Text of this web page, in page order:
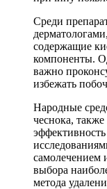
Среди
содержащие
компоненты.
важно
избежать
Народные
чеснока,
самолечением
выбора
метода